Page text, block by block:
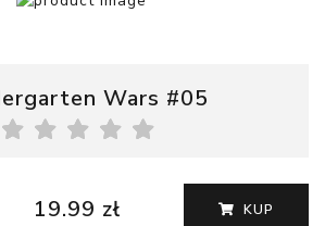
Wars #05
19.99 zł KUP